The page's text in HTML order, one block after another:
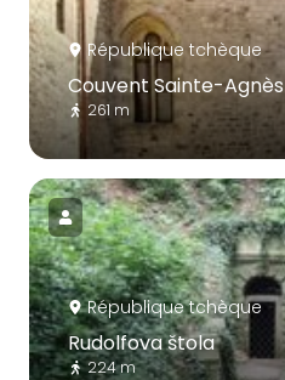
République tchèque
Couvent Sainte-Agnès
261 m
République tchèque
Rudolfova štola
224 m